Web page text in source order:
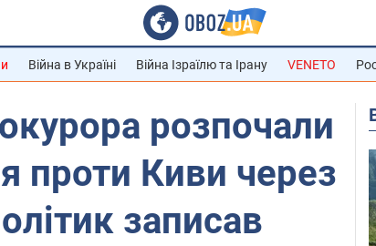
Війна в Україні Війна Ізраїлю та Ірану VENETO
розпочали
проти Киви через
записав